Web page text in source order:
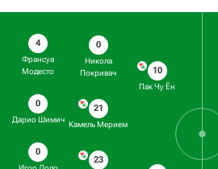
4
Франсуа
Модесто
0
Дарио Шимич
0
0
Никола
Покривач
21
Камель Мерием
23
10
Пак Чу Ён